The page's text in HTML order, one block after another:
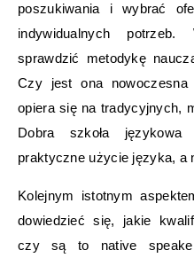
poszukiwania i wybrać
indywidualnych
sprawdzić metodykę
Czy jest ona
opiera się na tradycyjnych,
Dobra szkoła
praktyczne użycie języka, a
Kolejnym istotnym
dowiedzieć się, jakie
czy są to native